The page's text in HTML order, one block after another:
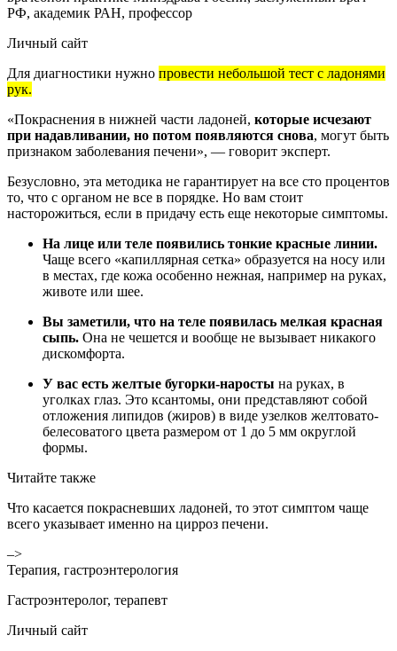
РФ, академик РАН, профессор
Личный сайт
Для диагностики нужно провести небольшой тест с ладонями
рук.
«Покраснения в нижней части ладоней, которые исчезают
при надавливании, но потом появляются снова, могут быть
признаком заболевания печени», — говорит эксперт.
Безусловно, эта методика не гарантирует на все сто процентов
то, что с органом не все в порядке. Но вам стоит
насторожиться, если в придачу есть еще некоторые симптомы.
На лице или теле появились тонкие красные линии.
Чаще всего «капиллярная сетка» образуется на носу или
в местах, где кожа особенно нежная, например на руках,
животе или шее.
Вы заметили, что на теле появилась мелкая красная
сыпь. Она не чешется и вообще не вызывает никакого
дискомфорта.
У вас есть желтые бугорки-наросты на руках, в
уголках глаз. Это ксантомы, они представляют собой
отложения липидов (жиров) в виде узелков желтовато-
белесоватого цвета размером от 1 до 5 мм округлой
формы.
Читайте также
Что касается покрасневших ладоней, то этот симптом чаще
всего указывает именно на цирроз печени.
–>
Терапия, гастроэнтерология
Гастроэнтеролог, терапевт
Личный сайт